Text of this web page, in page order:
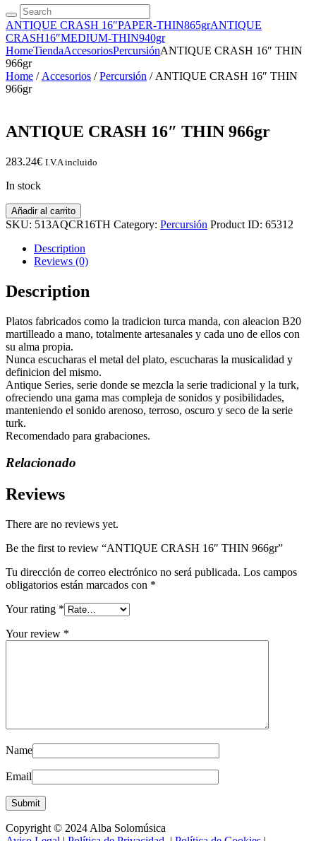
ANTIQUE CRASH 16″PAPER-THIN865grANTIQUE
CRASH16″MEDIUM-THIN940gr
HomeTiendaAccesoriosPercursiónANTIQUE CRASH 16″ THIN
966gr
Home / Accesorios /Percursión / ANTIQUE CRASH 16″ THIN
966gr
ANTIQUE CRASH 16″ THIN 966gr
283.24€ I.V.A incluido
In stock
ANTIQUE
CRASH
THIN
966gr
Añadir al carrito
SKU: 513AQCR16TH Category: Percursión Product ID: 65312
Description
Reviews (0)
Description
Platos fabricados como la tradicion turca manda, con aleacion B20
martilleado a mano, totalmente artesanales y cada uno de ellos con
su alma propia.
Nunca escucharas el metal del plato, escucharas la musicalidad y
definicion del mismo.
Antique Series, serie donde se mezcla la serie tradicional y la turk,
ofreciendo una gama mas compleja de sonidos y posibilidades,
manteniendo el sonido arenoso, terroso, oscuro y seco de la serie
turk.
Recomendado para grabaciones.
Relacionado
Reviews
There are no reviews yet.
Be the first to review “ANTIQUE CRASH 16″ THIN 966gr”
Tu dirección de correo electrónico no será publicada. Los campos
obligatorios están marcados con *
Your rating *
Your review *
Name
Email
Copyright © 2024 Alba Solomúsica